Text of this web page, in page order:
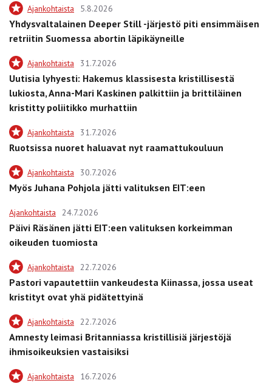
Ajankohtaista 5.8.2026
Yhdysvaltalainen Deeper Still -järjestö piti ensimmäisen
retriitin Suomessa abortin läpikäyneille
Ajankohtaista 31.7.2026
Uutisia lyhyesti: Hakemus klassisesta kristillisestä
lukiosta, Anna-Mari Kaskinen palkittiin ja brittiläinen
kristitty poliitikko murhattiin
Ajankohtaista 31.7.2026
Ruotsissa nuoret haluavat nyt raamattukouluun
Ajankohtaista 30.7.2026
Myös Juhana Pohjola jätti valituksen EIT:een
Ajankohtaista 24.7.2026
Päivi Räsänen jätti EIT:een valituksen korkeimman
oikeuden tuomiosta
Ajankohtaista 22.7.2026
Pastori vapautettiin vankeudesta Kiinassa, jossa useat
kristityt ovat yhä pidätettyinä
Ajankohtaista 22.7.2026
Amnesty leimasi Britanniassa kristillisiä järjestöjä
ihmisoikeuksien vastaisiksi
Ajankohtaista 16.7.2026